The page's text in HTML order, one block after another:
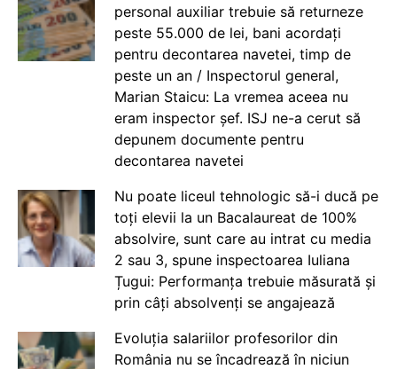
personal auxiliar trebuie să returneze
peste 55.000 de lei, bani acordați
pentru decontarea navetei, timp de
peste un an / Inspectorul general,
Marian Staicu: La vremea aceea nu
eram inspector șef. ISJ ne-a cerut să
depunem documente pentru
decontarea navetei
Nu poate liceul tehnologic să-i ducă pe
toți elevii la un Bacalaureat de 100%
absolvire, sunt care au intrat cu media
2 sau 3, spune inspectoarea Iuliana
Țugui: Performanța trebuie măsurată și
prin câți absolvenți se angajează
Evoluția salariilor profesorilor din
România nu se încadrează în niciun